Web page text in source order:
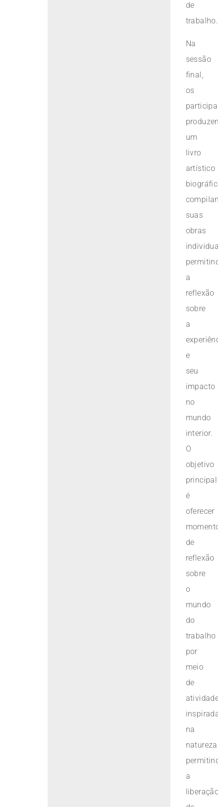
de
trabalho.
Na
sessão
final,
os
um
livro
artístico
suas
obras
a
reflexão
sobre
a
e
seu
impacto
no
mundo
interior.
O
objetivo
principal
é
oferecer
de
reflexão
sobre
o
mundo
do
trabalho
por
meio
de
na
a